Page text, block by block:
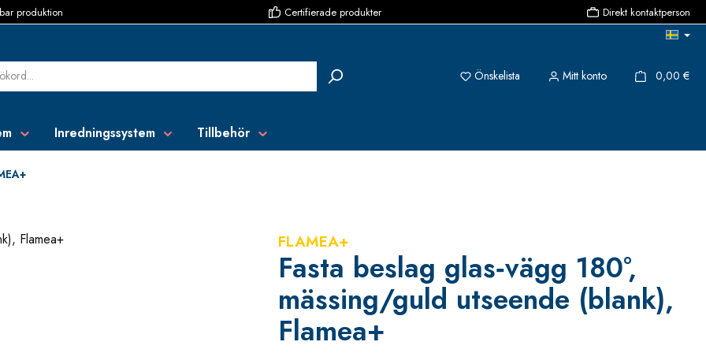
produktion Certifierade produkter Direkt kontaktperson
Önskelista Du har 0 objekt i önskelistan
Mitt konto 0,00 €
Inredningssystem Tillbehör
FLAMEA+
Fasta beslag glas‑vägg 180°,
mässing/guld utseende (blank),
Flamea+